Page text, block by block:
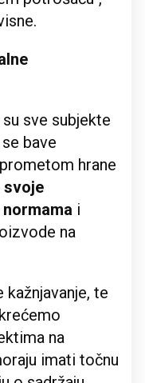
sve subjekte
bave
hrane
svoje
i
na
te
na
imati točnu